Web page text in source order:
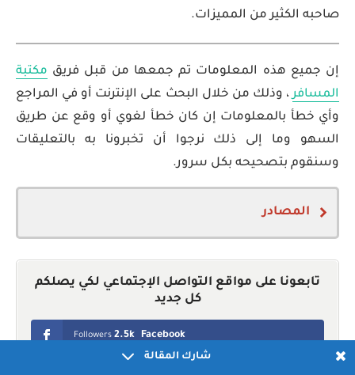
صاحبه الكثير من المميزات.
إن جميع هذه المعلومات تم جمعها من قبل فريق مكتبة
المسافر، وذلك من خلال البحث على الإنترنت أو في المراجع
وأي خطأ بالمعلومات إن كان خطأ لغوي أو وقع عن طريق
السهو وما إلى ذلك نرجوا أن تخبرونا به بالتعليقات
وسنقوم بتصحيحه بكل سرور.
المصادر
تابعونا على مواقع التواصل الإجتماعي لكي يصلكم
كل جديد
Facebook
2.5k
Followers
شارك المقالة